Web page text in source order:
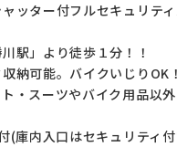
ッター付フルセキュリテ
駅」より徒歩１分！！
納可能。バイクいじりOK
・スーツやバイク用品以
(庫内入口はセキュリティ